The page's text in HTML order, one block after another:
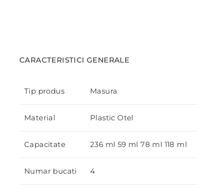
CARACTERISTICI GENERALE
Tip produs Masura
Material Plastic Otel
Capacitate 236 ml 59 ml 78 ml 118 ml
Numar bucati 4